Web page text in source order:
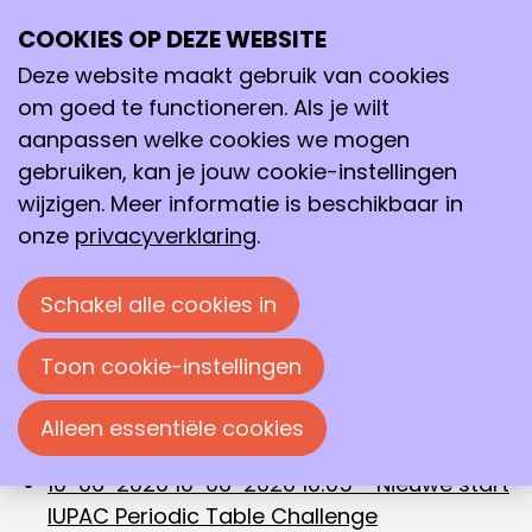
Archief 2020
juni 2020
juni 2020
Archief >2020 >juni
30-06-2020 30-06-2020 15:31-Eye-opener
van de week: Patricia Dankers
22-06-202022-06-2020 12:20
feliciteert Sjaak Neefjes en Jan van Hest met
het ontvangen van de Spinozapremie
17-06-2020 12:25
in deze uitdagende tijd
11-06-202011-06-2020 08:00
Smulders wint 41e Nationale
Scheikundeolympiade
10-06-202010-06-2020 10:05-Nieuwe start
IUPAC Periodic Table Challenge
COOKIES OP DEZE WEBSITE
Deze website maakt gebruik van cookies
om goed te functioneren. Als je wilt
aanpassen welke cookies we mogen
gebruiken, kan je jouw cookie-instellingen
wijzigen. Meer informatie is beschikbaar in
onze privacyverklaring.
Schakel alle cookies in
Toon cookie-instellingen
Alleen essentiële cookies